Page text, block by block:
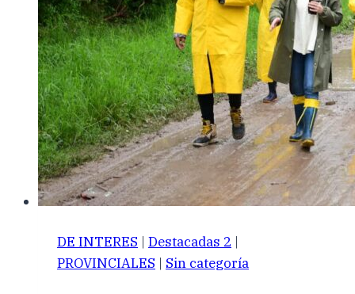
DE INTERES | Destacadas 2 |
PROVINCIALES | Sin categoría